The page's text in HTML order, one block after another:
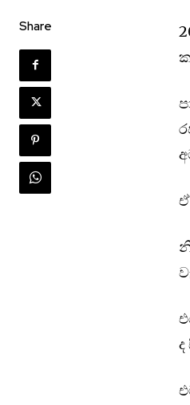
Share